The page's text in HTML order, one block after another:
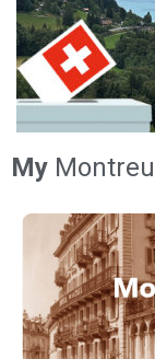
My